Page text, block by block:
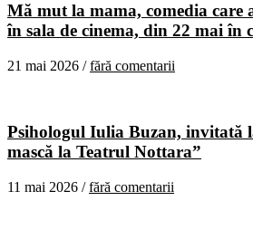
Mă mut la mama, comedia care
în sala de cinema, din 22 mai în
21 mai 2026 /fără comentarii
Psihologul Iulia Buzan, invitată
mască la Teatrul Nottara”
11 mai 2026 /fără comentarii